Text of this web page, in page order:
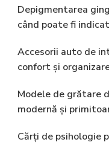
Depigmentarea
când poate fi
Accesorii auto de
confort și
Modele de grătare
modernă și
Cărți de psihologie